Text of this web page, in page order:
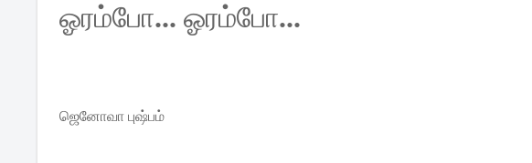
ஓரம்போ...ஓரம்போ...
ஜெனோவா புஷ்பம்